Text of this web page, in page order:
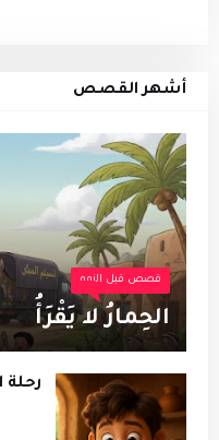
أشهر القصص
قصص قبل النوم
الحِمارُ لا يَقْرَأُ
رحلة